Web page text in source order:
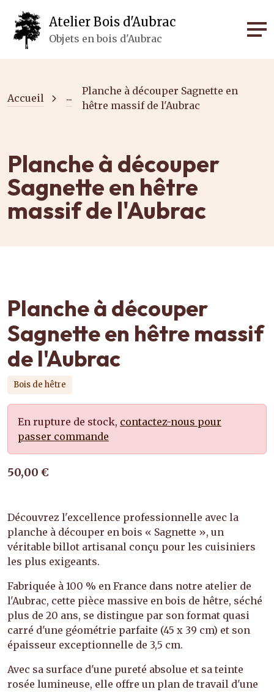
Atelier Bois d'Aubrac
Objets en bois d'Aubrac
Accueil ...
Planche à découper Sagnette en
hêtre massif de l'Aubrac
Planche à découper
Sagnette en hêtre
massif de l'Aubrac
Planche à découper
Sagnette en hêtre massif
de l'Aubrac
Bois de hêtre
En rupture de stock, contactez-nous pour
passer commande
50,00 €
Découvrez l'excellence professionnelle avec la
planche à découper en bois « Sagnette », un
véritable billot artisanal conçu pour les cuisiniers
les plus exigeants.
Fabriquée à 100 % en France dans notre atelier de
l'Aubrac, cette pièce massive en bois de hêtre, séché
plus de 20 ans, se distingue par son format quasi
carré d'une géométrie parfaite (45 x 39 cm) et son
épaisseur exceptionnelle de 3,5 cm.
Avec sa surface d'une pureté absolue et sa teinte
rosée lumineuse, elle offre un plan de travail d'une